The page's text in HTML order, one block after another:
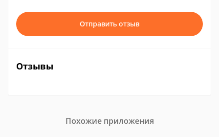
Отправить отзыв
Отзывы
Похожие приложения